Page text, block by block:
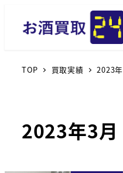
TOP 買取実績 2023年
2023年3月